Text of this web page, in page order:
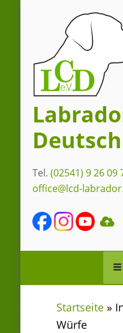
springen
Tel. (02541) 9 26 09
office@lcd-
Startseite »
Würfe